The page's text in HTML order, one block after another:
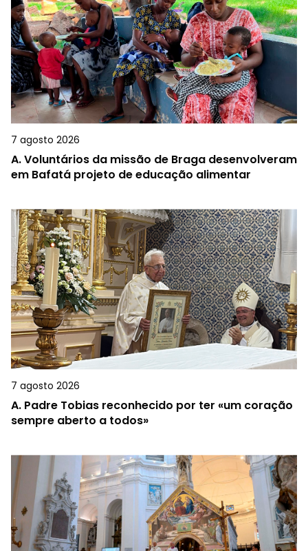
7 agosto 2026
A.Voluntários da missão de Braga desenvolveram
em Bafatá projeto de educação alimentar
7 agosto 2026
A. Padre Tobias reconhecido por ter «um coração
sempre aberto a todos»